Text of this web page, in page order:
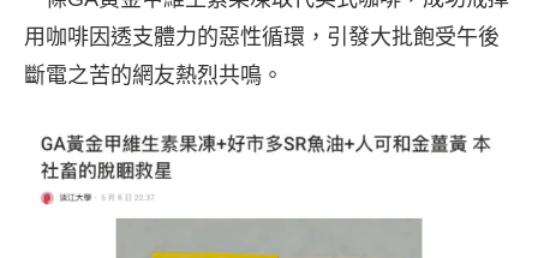
用咖啡因透支體力的惡性循環，引發大批飽受午後
斷電之苦的網友熱烈共鳴。